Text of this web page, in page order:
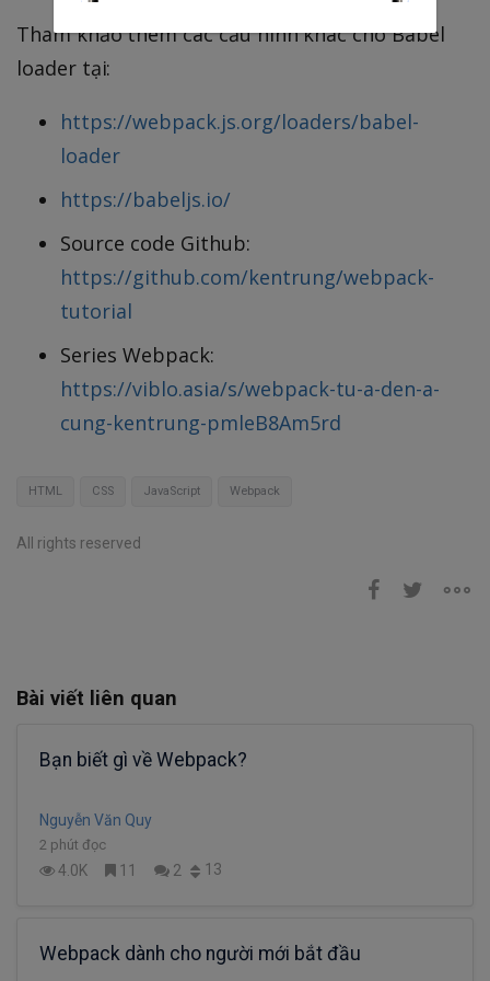
Tham khảo thêm các cấu hình khác cho Babel
loader tại:
https://webpack.js.org/loaders/babel-
loader
https://babeljs.io/
Source code Github:
https://github.com/kentrung/webpack-
tutorial
Series Webpack:
https://viblo.asia/s/webpack-tu-a-den-a-
cung-kentrung-pmleB8Am5rd
HTML CSS JavaScript Webpack
All rights reserved
Bài viết liên quan
Bạn biết gì về Webpack?
Nguyễn Văn Quy
2 phút đọc
4.0K 11 2 13
Webpack dành cho người mới bắt đầu